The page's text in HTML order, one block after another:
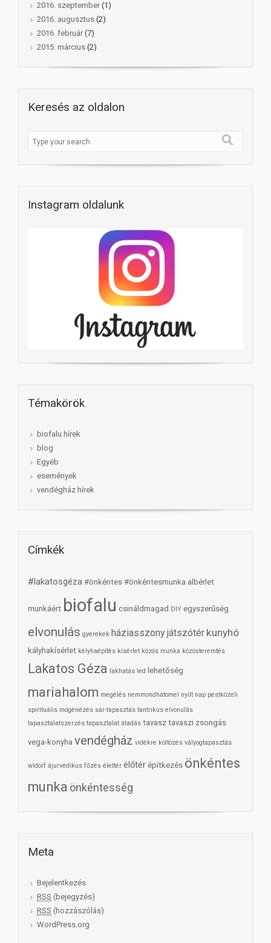
2016. szeptember (1)
2016. augusztus (2)
2016. február (7)
2015. március (2)
Keresés az oldalon
Instagram oldalunk
Témakörök
biofalu hírek
blog
Egyéb
események
vendégház hírek
Címkék
#lakatosgéza #önkéntes #önkéntesmunka albérlet
munkáért biofalu csináldmagad DIY egyszerűség
elvonulás gyerekek háziasszonyjátszótér kunyhó
kályhakísérlet kélyhaépítés kísérlet közös munka közösteremtés
Lakatos Géza lakhatás led lehetőség
mariahalom megélés nemmondhatomel nyílt nap pestközeli
spirituális mögénézés sár-tapasztás tantrikus elvonulás
tapasztalatszerzés tapasztalat átadás tavasz tavaszi zsongás
vega-konyha vendégház vidékre költözés vályogtapasztás
wldorf ájurvédikus főzés élettér élőtér építkezés önkéntes
munka önkéntesség
Meta
Bejelentkezés
RSS (bejegyzés)
RSS (hozzászólás)
WordPress.org